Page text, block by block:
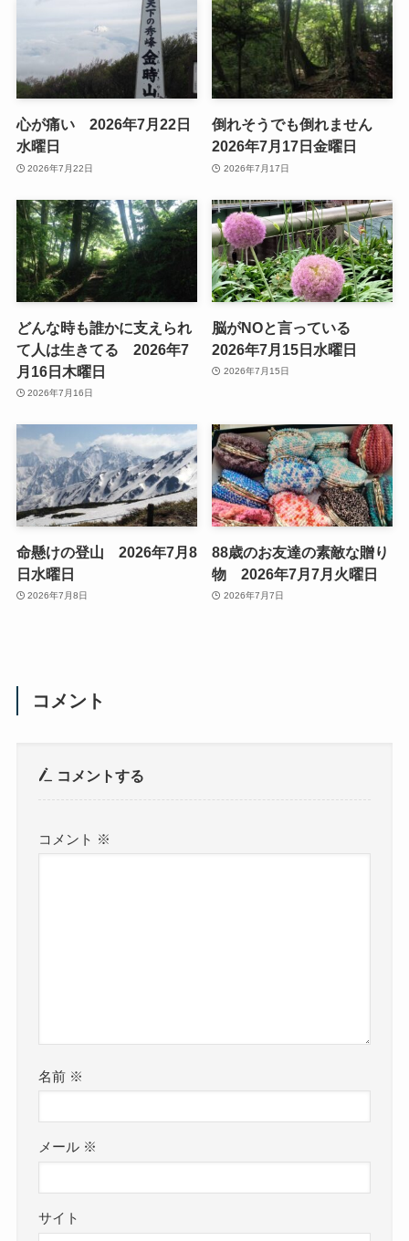
心が痛い 2026年7月22日
水曜日
2026年7月22日
倒れそうでも倒れません
2026年7月17日金曜日
2026年7月17日
どんな時も誰かに支えられ
て人は生きてる 2026年7
月16日木曜日
2026年7月16日
脳がNOと言っている
2026年7月15日水曜日
2026年7月15日
命懸けの登山 2026年7月8
日水曜日
2026年7月8日
88歳のお友達の素敵な贈り
物 2026年7月7月火曜日
2026年7月7日
コメント
コメントする
コメント ※
名前 ※
メール ※
サイト